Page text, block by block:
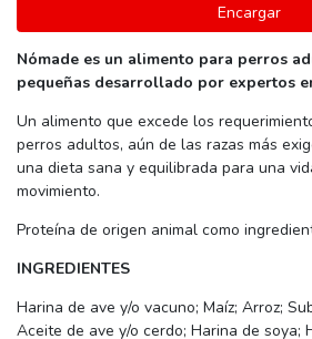
Encargar
Nómade es un alimento para perros
pequeñas desarrollado por expertos
Un alimento que excede los
perros adultos, aún de las razas más
una dieta sana y equilibrada para una
movimiento.
Proteína de origen animal como
INGREDIENTES
Harina de ave y/o vacuno; Maíz; Arroz;
Aceite de ave y/o cerdo; Harina de soya;